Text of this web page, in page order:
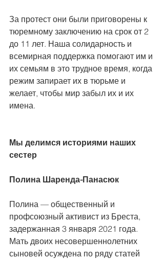
За протест они были приговорены к
тюремному заключению на срок от 2
до 11 лет. Наша солидарность и
всемирная поддержка помогают им и
их семьям в это трудное время, когда
режим запирает их в тюрьме и
желает, чтобы мир забыл их и их
имена.
Мы делимся историями наших
сестер
Полина Шаренда-Панасюк
Полина — общественный и
профсоюзный активист из Бреста,
задержанная 3 января 2021 года.
Мать двоих несовершеннолетних
сыновей осуждена по ряду статей